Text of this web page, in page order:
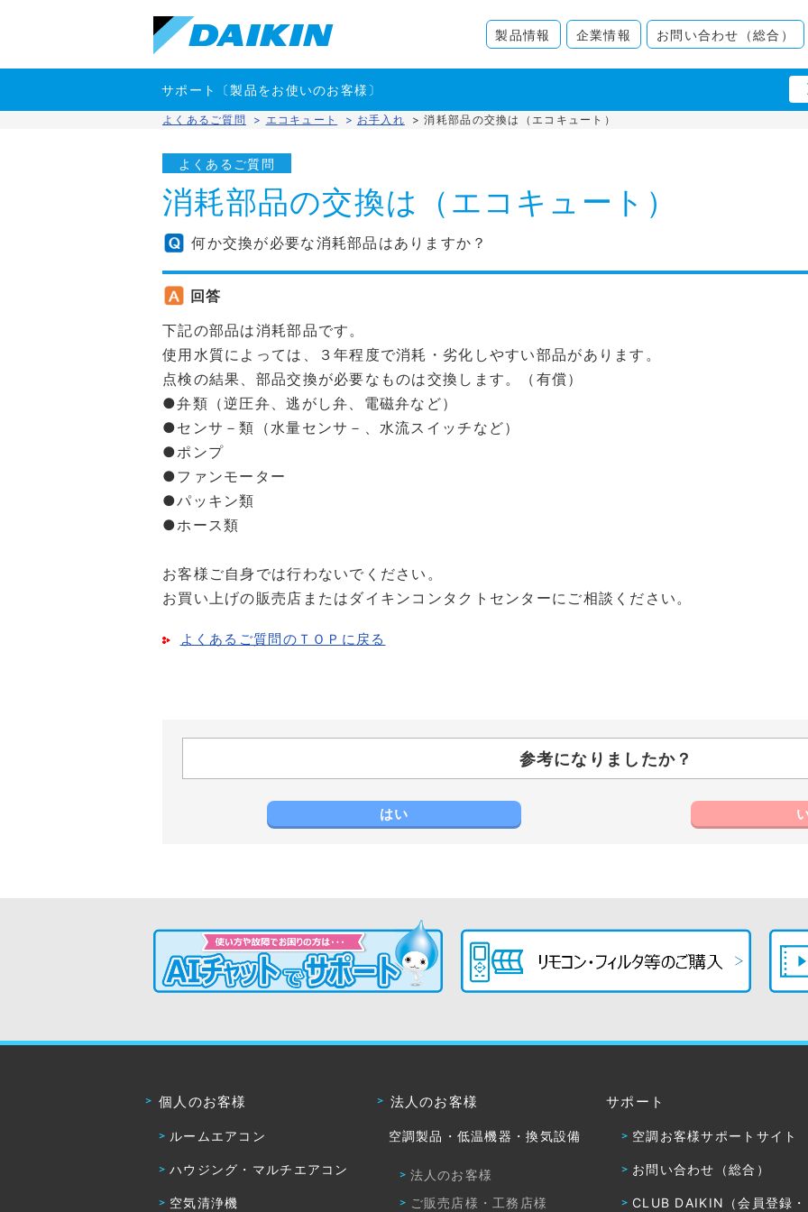
製品情報 企業情報 お問い合わせ（総合）
サポート〔製品をお使いのお客様〕
よくあるご質問 > エコキュート > お手入れ > 消耗部品の交換は（エコキュート）
よくあるご質問
消耗部品の交換は（エコキュート）
何か交換が必要な消耗部品はありますか？
回答
下記の部品は消耗部品です。
使用水質によっては、３年程度で消耗・劣化しやすい部品があります。
点検の結果、部品交換が必要なものは交換します。（有償）
●弁類（逆圧弁、逃がし弁、電磁弁など）
●センサ－類（水量センサ－、水流スイッチなど）
●ポンプ
●ファンモーター
●パッキン類
●ホース類
お客様ご自身では行わないでください。
お買い上げの販売店またはダイキンコンタクトセンターにご相談ください。
よくあるご質問のＴＯＰに戻る
参考になりましたか？
はい
個人のお客様
ルームエアコン
ハウジング・マルチエアコン
空気清浄機
法人のお客様
空調製品・低温機器・換気設備
法人のお客様
ご販売店様・工務店様
サポート
空調お客様サポートサイト
お問い合わせ（総合）
CLUB DAIKIN（会員登録